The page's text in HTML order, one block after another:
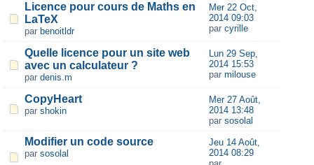
Licence pour cours de Maths en
LaTeX
par benoitldr
Mer 22 Oct,
2014 09:03
par cyrille
Quelle licence pour un site web
avec un calculateur ?
par denis.m
Lun 29 Sep,
2014 15:53
par milouse
CopyHeart
par shokin
Mer 27 Août,
2014 13:48
par sosolal
Modifier un code source
par sosolal
Jeu 14 Août,
2014 08:29